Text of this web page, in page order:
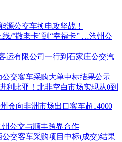
源公交车换电攻坚战！
线/“敬老卡”到“幸福卡” …沧州公
运有限公司一行到石家庄公交汽
公交客车采购大单中标结果公示
利比亚！北非空白市场实现从0到
金向非洲市场出口客车超14000
公交与顺丰跨界合作
公交客车采购项目中标(成交)结果